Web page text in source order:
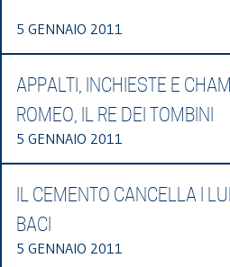
5 GENNAIO 2011
APPALTI, INCHIESTE E
ROMEO, IL RE DEI TOMBINI
5 GENNAIO 2011
IL CEMENTO CANCELLA I
BACI
5 GENNAIO 2011